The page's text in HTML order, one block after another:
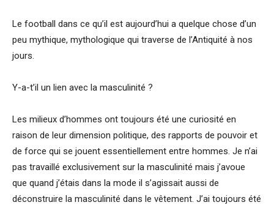
Le football dans ce qu’il est aujourd’hui a quelque chose d’un
peu mythique, mythologique qui traverse de l’Antiquité à nos
jours.
Y-a-t’il un lien avec la masculinité ?
Les milieux d’hommes ont toujours été une curiosité en
raison de leur dimension politique, des rapports de pouvoir et
de force qui se jouent essentiellement entre hommes. Je n’ai
pas travaillé exclusivement sur la masculinité mais j’avoue
que quand j’étais dans la mode il s’agissait aussi de
déconstruire la masculinité dans le vêtement. J’ai toujours été